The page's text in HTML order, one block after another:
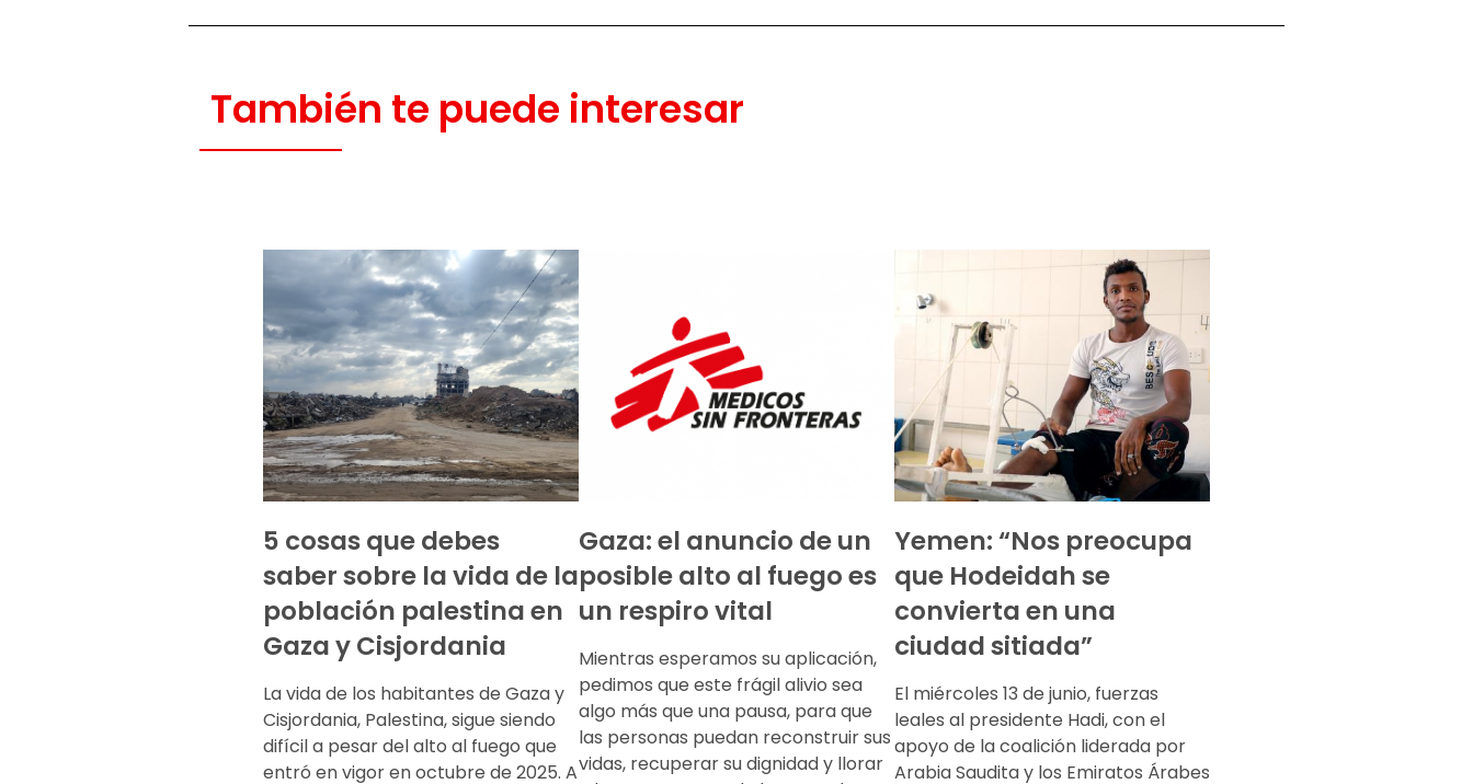
También te puede interesar
5 cosas que debes
saber sobre la vida de la
población palestina en
Gaza y Cisjordania
La vida de los habitantes de Gaza y
Cisjordania, Palestina, sigue siendo
difícil a pesar del alto al fuego que
entró en vigor en octubre de 2025. A
Gaza: el anuncio de un
posible alto al fuego es
un respiro vital
Mientras esperamos su aplicación,
pedimos que este frágil alivio sea
algo más que una pausa, para que
las personas puedan reconstruir sus
vidas, recuperar su dignidad y llorar
Yemen: “Nos preocupa
que Hodeidah se
convierta en una
ciudad sitiada”
El miércoles 13 de junio, fuerzas
leales al presidente Hadi, con el
apoyo de la coalición liderada por
Arabia Saudita y los Emiratos Árabes